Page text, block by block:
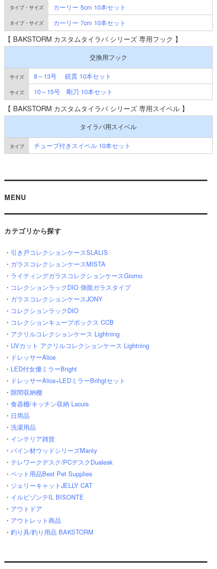
カーリー 5cm 10本セット
カーリー 7cm 10本セット
【 BAKSTORM カスタムタイラバ シリーズ 専用フック 】
交換用フック
8～13号 鋭貫 10本セット
10～15号 剛刀 10本セット
【 BAKSTORM カスタムタイラバ シリーズ 専用スイベル 】
タイラバ用スイベル
チューブ付きスイベル 10本セット
MENU
カテゴリから探す
・ 引き戸コレクションケースSLALIS
・ ガラスコレクションケースMISTA
・ ライティングガラスコレクションケースGiorno
・ コレクションラックDIO 側面ガラスタイプ
・ ガラスコレクションケースJONY
・ コレクションラックDIO
・ コレクションキューブボックス CCB
・ アクリルコレクションケース Lightning
・ UVカット アクリルコレクションケース Lightning
・ ドレッサーAlice
・ LED付女優ミラーBright
・ ドレッサーAlice+LEDミラーBrihgtセット
・ 隙間収納棚
・ 食器棚/キッチン収納 Lacuis
・ 日用品
・ 洗濯用品
・ インテリア雑貨
・ パイン材ウッドシリーズManty
・ テレワークデスク/PCデスクDualesk
・ ペット用品Best Pet Supplies
・ ジェリーキャットJELLY CAT
・ イルビゾンテIL BISONTE
・ アウトドア
・ アウトレット商品
・ 釣り具/釣り用品 BAKSTORM